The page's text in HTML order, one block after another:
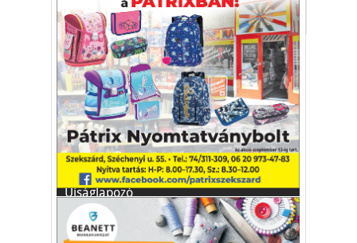
elektromos autó
Kaktusz
Vakációs őrület
A nyaralás extrém
helyzeteket teremt, nagyon
sokan kalandot, kihívást
keresnek.
Vélemény rovat cikkei
Újságlapozó
A nagyvilág képekben